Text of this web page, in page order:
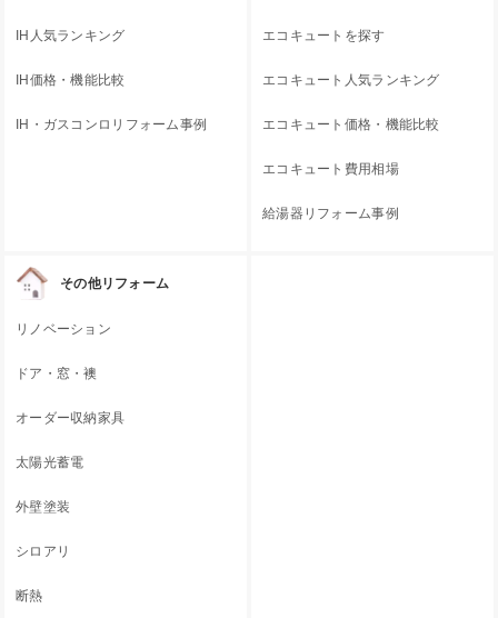
IH人気ランキング
IH価格・機能比較
IH・ガスコンロリフォーム事例
エコキュートを探す
エコキュート人気ランキング
エコキュート価格・機能比較
エコキュート費用相場
給湯器リフォーム事例
その他リフォーム
リノベーション
ドア・窓・襖
オーダー収納家具
太陽光蓄電
外壁塗装
シロアリ
断熱